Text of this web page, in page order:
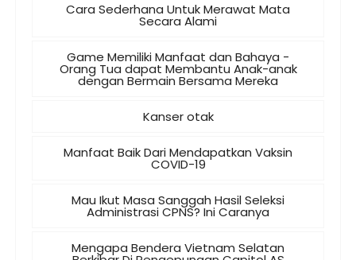
Cara Sederhana Untuk Merawat Mata
Secara Alami
Game Memiliki Manfaat dan Bahaya -
Orang Tua dapat Membantu Anak-anak
dengan Bermain Bersama Mereka
Kanser otak
Manfaat Baik Dari Mendapatkan Vaksin
COVID-19
Mau Ikut Masa Sanggah Hasil Seleksi
Administrasi CPNS? Ini Caranya
Mengapa Bendera Vietnam Selatan